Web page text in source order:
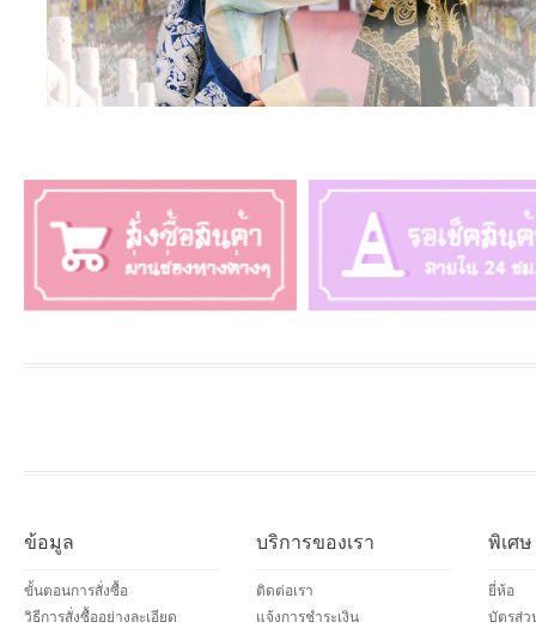
ข้อมูล
ขั้นตอนการสั่งซื้อ
วิธีการสั่งซื้ออย่างละเอียด
บริการของเรา
ติดต่อเรา
แจ้งการชำระเงิน
พิเศษ
ยี่ห้อ
บัตรส่ว